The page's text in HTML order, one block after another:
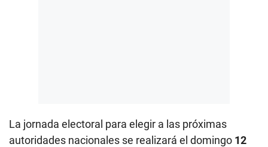
La jornada electoral para elegir a las próximas
autoridades nacionales se realizará el domingo 12